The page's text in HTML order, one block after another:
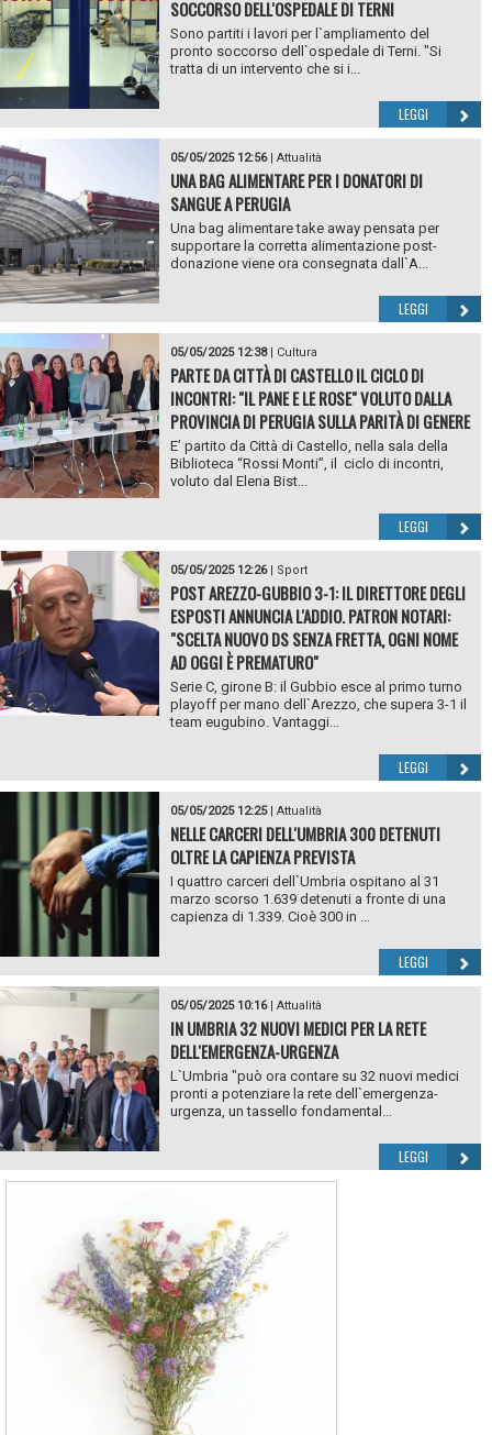
SOCCORSO DELL'OSPEDALE DI TERNI
Sono partiti i lavori per l`ampliamento del
pronto soccorso dell`ospedale di Terni. "Si
tratta di un intervento che si i...
LEGGI
05/05/2025 12:56| Attualità
UNA BAG ALIMENTARE PER I DONATORI DI
SANGUE A PERUGIA
Una bag alimentare take away pensata per
supportare la corretta alimentazione post-
donazione viene ora consegnata dall`A...
LEGGI
05/05/2025 12:38| Cultura
PARTE DA CITTÀ DI CASTELLO IL CICLO DI
INCONTRI: "IL PANE E LE ROSE" VOLUTO DALLA
PROVINCIA DI PERUGIA SULLA PARITÀ DI GENERE
E’ partito da Città di Castello, nella sala della
Biblioteca “Rossi Monti”, il ciclo di incontri,
voluto dal Elena Bist...
LEGGI
05/05/2025 12:26| Sport
POST AREZZO-GUBBIO 3-1: IL DIRETTORE DEGLI
ESPOSTI ANNUNCIA L'ADDIO. PATRON NOTARI:
"SCELTA NUOVO DS SENZA FRETTA, OGNI NOME
AD OGGI È PREMATURO"
Serie C, girone B: il Gubbio esce al primo turno
playoff per mano dell`Arezzo, che supera 3-1 il
team eugubino. Vantaggi...
LEGGI
05/05/2025 12:25| Attualità
NELLE CARCERI DELL'UMBRIA 300 DETENUTI
OLTRE LA CAPIENZA PREVISTA
I quattro carceri dell`Umbria ospitano al 31
marzo scorso 1.639 detenuti a fronte di una
capienza di 1.339. Cioè 300 in ...
LEGGI
05/05/2025 10:16| Attualità
IN UMBRIA 32 NUOVI MEDICI PER LA RETE
DELL'EMERGENZA-URGENZA
L`Umbria "può ora contare su 32 nuovi medici
pronti a potenziare la rete dell`emergenza-
urgenza, un tassello fondamental...
LEGGI